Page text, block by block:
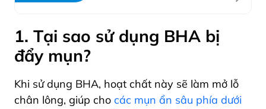
1. Tại sao sử dụng BHA bị
đẩy mụn?
Khi sử dụng BHA, hoạt chất này sẽ làm mở lỗ
chân lông, giúp cho các mụn ẩn sâu phía dưới